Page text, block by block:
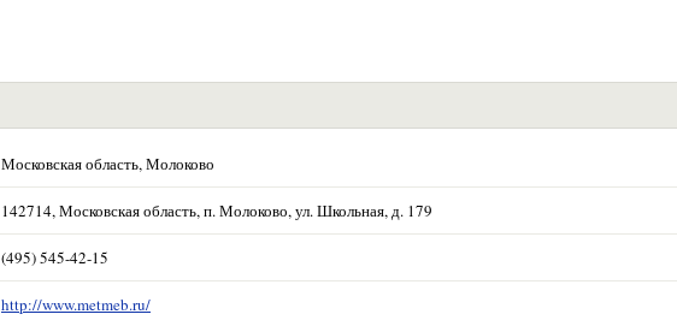
Московская область, Молоково
142714, Московская область, п. Молоково, ул. Школьная, д. 179
(495) 545-42-15
http://www.metmeb.ru/